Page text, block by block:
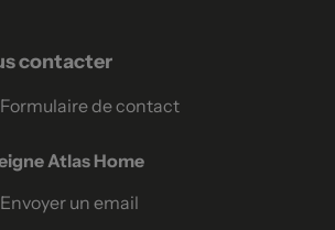
contacter
Formulaire de contact
Atlas Home
Envoyer un email